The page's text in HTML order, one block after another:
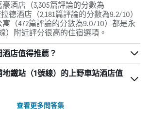
酒店（3,305篇評論的分數為
德酒店（2,181篇評論的分數為9.2/10）
（472篇評論的分數為9.0/10）都是永
）附近評分很高的住宿選項。
店值得推薦？
鐵站（1號線）的上野車站酒店值
查看更多問答集